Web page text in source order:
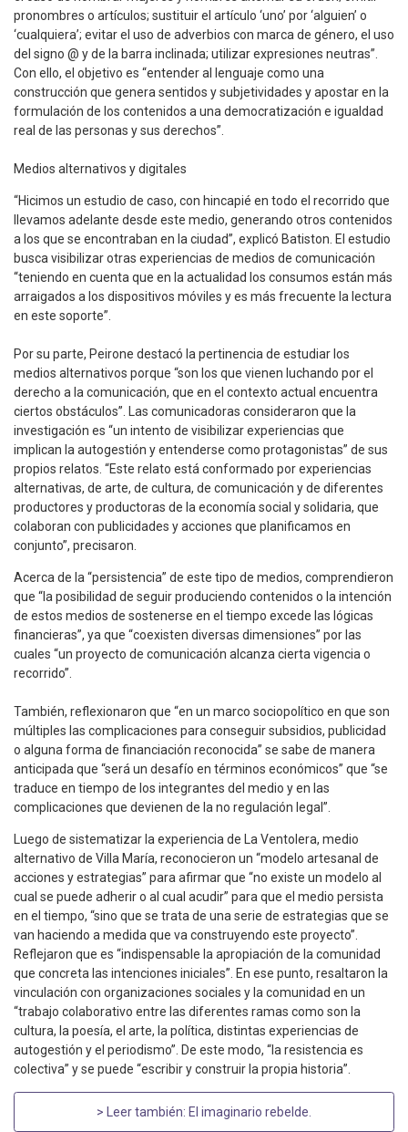
pronombres o artículos; sustituir el artículo ‘uno’ por ‘alguien’ o
‘cualquiera’; evitar el uso de adverbios con marca de género, el uso
del signo @ y de la barra inclinada; utilizar expresiones neutras”.
Con ello, el objetivo es “entender al lenguaje como una
construcción que genera sentidos y subjetividades y apostar en la
formulación de los contenidos a una democratización e igualdad
real de las personas y sus derechos”.
Medios alternativos y digitales
“Hicimos un estudio de caso, con hincapié en todo el recorrido que
llevamos adelante desde este medio, generando otros contenidos
a los que se encontraban en la ciudad”, explicó Batiston. El estudio
busca visibilizar otras experiencias de medios de comunicación
“teniendo en cuenta que en la actualidad los consumos están más
arraigados a los dispositivos móviles y es más frecuente la lectura
en este soporte”.
Por su parte, Peirone destacó la pertinencia de estudiar los
medios alternativos porque “son los que vienen luchando por el
derecho a la comunicación, que en el contexto actual encuentra
ciertos obstáculos”. Las comunicadoras consideraron que la
investigación es “un intento de visibilizar experiencias que
implican la autogestión y entenderse como protagonistas” de sus
propios relatos. “Este relato está conformado por experiencias
alternativas, de arte, de cultura, de comunicación y de diferentes
productores y productoras de la economía social y solidaria, que
colaboran con publicidades y acciones que planificamos en
conjunto”, precisaron.
Acerca de la “persistencia” de este tipo de medios, comprendieron
que “la posibilidad de seguir produciendo contenidos o la intención
de estos medios de sostenerse en el tiempo excede las lógicas
financieras”, ya que “coexisten diversas dimensiones” por las
cuales “un proyecto de comunicación alcanza cierta vigencia o
recorrido”.
También, reflexionaron que “en un marco sociopolítico en que son
múltiples las complicaciones para conseguir subsidios, publicidad
o alguna forma de financiación reconocida” se sabe de manera
anticipada que “será un desafío en términos económicos” que “se
traduce en tiempo de los integrantes del medio y en las
complicaciones que devienen de la no regulación legal”.
Luego de sistematizar la experiencia de La Ventolera, medio
alternativo de Villa María, reconocieron un “modelo artesanal de
acciones y estrategias” para afirmar que “no existe un modelo al
cual se puede adherir o al cual acudir” para que el medio persista
en el tiempo, “sino que se trata de una serie de estrategias que se
van haciendo a medida que va construyendo este proyecto”.
Reflejaron que es “indispensable la apropiación de la comunidad
que concreta las intenciones iniciales”. En ese punto, resaltaron la
vinculación con organizaciones sociales y la comunidad en un
“trabajo colaborativo entre las diferentes ramas como son la
cultura, la poesía, el arte, la política, distintas experiencias de
autogestión y el periodismo”. De este modo, “la resistencia es
colectiva” y se puede “escribir y construir la propia historia”.
> Leer también: El imaginario rebelde